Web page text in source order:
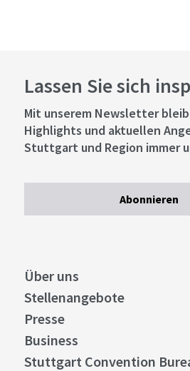
Lassen Sie sich
Mit unserem Newsletter
Highlights und aktuellen
Stuttgart und Region immer
Abonnieren
Über uns
Stellenangebote
Presse
Business
Stuttgart Convention